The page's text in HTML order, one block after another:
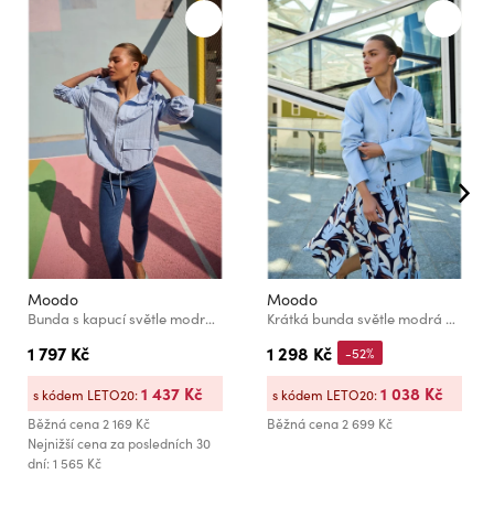
Moodo
Bunda s kapucí světle modrá Moodo
1 797 Kč
Běžná cena2 169 Kč
Nejnižší cena za posledních 30
dní: 1 565 Kč
s kódem LETO20:1 437 Kč
Moodo
Krátká bunda světle modrá Moodo
1 298 Kč
Běžná cena2 699 Kč
-52%
s kódem LETO20:1 038 Kč